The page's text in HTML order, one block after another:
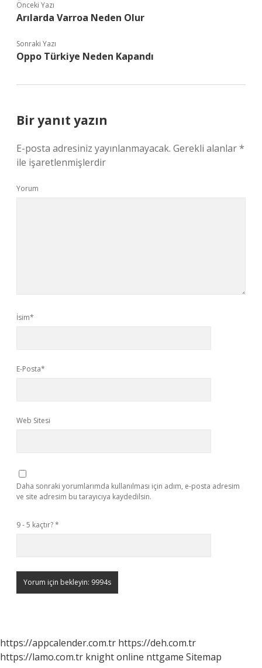
Önceki Yazı
Arılarda Varroa Neden Olur
Sonraki Yazı
Oppo Türkiye Neden Kapandı
Bir yanıt yazın
E-posta adresiniz yayınlanmayacak. Gerekli alanlar*
ile işaretlenmişlerdir
Yorum
İsim*
E-Posta*
Web Sitesi
Daha sonraki yorumlarımda kullanılması için adım, e-posta adresim
ve site adresim bu tarayıcıya kaydedilsin.
9 - 5 kaçtır?*
https://appcalender.com.tr https://deh.com.tr
https://lamo.com.tr knight online nttgame Sitemap